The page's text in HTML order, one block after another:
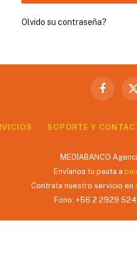
Olvido su contraseña?
Facebook
SOPORTE Y
MEDIABANCO
Envíanos tu pauta a
Contrata nuestro servicio en
Fono: +56 2 2929